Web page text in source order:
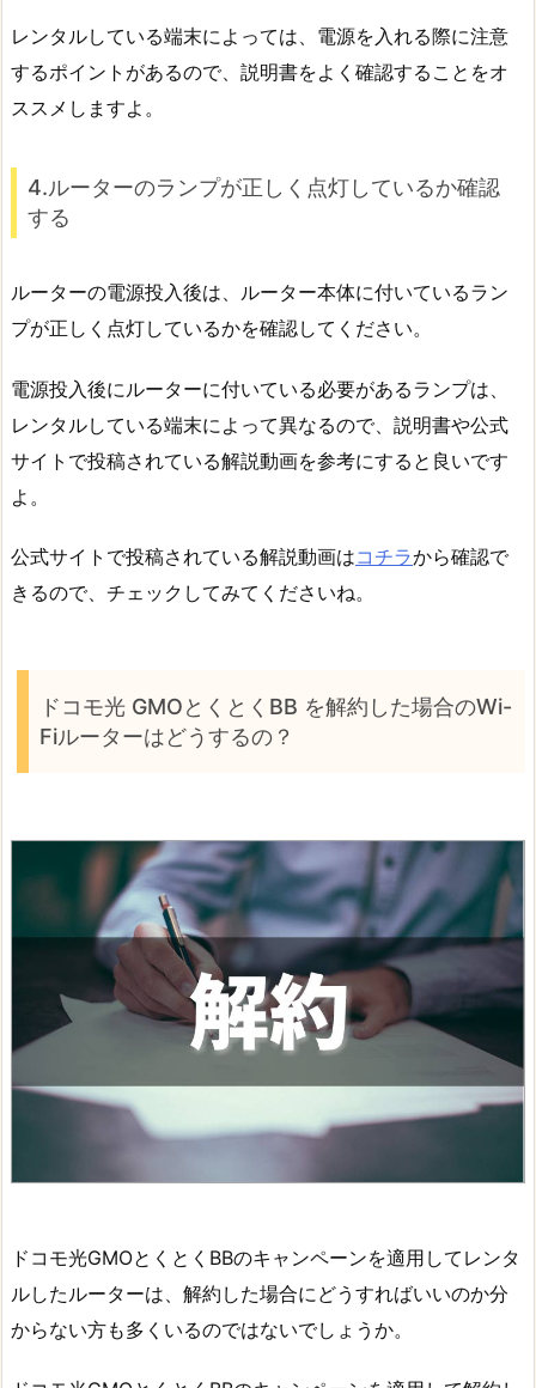
レンタルしている端末によっては、電源を入れる際に注意
するポイントがあるので、説明書をよく確認することをオ
ススメしますよ。
4.ルーターのランプが正しく点灯しているか確認
する
ルーターの電源投入後は、ルーター本体に付いているラン
プが正しく点灯しているかを確認してください。
電源投入後にルーターに付いている必要があるランプは、
レンタルしている端末によって異なるので、説明書や公式
サイトで投稿されている解説動画を参考にすると良いです
よ。
公式サイトで投稿されている解説動画はコチラから確認で
きるので、チェックしてみてくださいね。
ドコモ光 GMOとくとくBB を解約した場合のWi-
Fiルーターはどうするの？
ドコモ光GMOとくとくBBのキャンペーンを適用してレンタ
ルしたルーターは、解約した場合にどうすればいいのか分
からない方も多くいるのではないでしょうか。